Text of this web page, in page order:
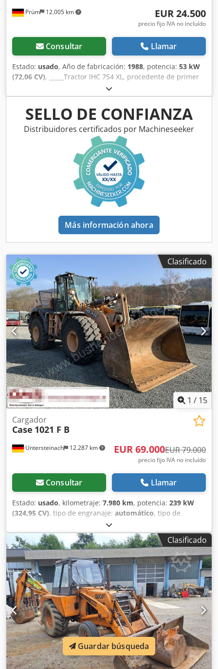
Prüm 12.005 km EUR 24.500
precio fijo IVA no incluído
Consultar Llamar
Estado: usado, Año de fabricación: 1988, potencia: 53 kW
(72,06 CV), _____Tractor IHC 754 XL, procedente de primer
propietario, en óptimas condiciones. Horas de
funcionamiento: aproximadamente 8600. Año de
fabricación: 1988. Elevador delantero. Toma de fuerza
delantera. Transmisión de 30 km/h. Precio: 24.500,00
euros, sin IVA. Ubicación: null. Codpszdmutefx Agpjha
SELLO DE CONFIANZA
Distribuidores certificados por Machineseeker
Más información ahora
Clasificado
1 / 15
Untersteinach 12.287 km
Cargador
Case 1021 F B
EUR 69.000EUR 79.000
precio fijo IVA no incluído
Consultar Llamar
Estado: usado, kilometraje: 7.980 km, potencia: 239 kW
(324,95 CV), tipo de engranaje: automático, tipo de
amarillo
01/2013, Año de fabricación:2013, Equipamiento:aire
acondicionado, = Otras opciones y equipamiento = Cjdpoy
Hu U Aefx Agpjha - Aire acondicionado - Radio - Dirección
asistida - Visera parasol = Observaciones = +++Peso: 24.000
kg Km/h+++ +++4x4+++ +++Neumáticos 26,5xR25 90%+++
+++Focos de trabajo+++ +++Amortiguadores de
vibración+++ +++Bloqueo de diferencial eje delantero+++
+++Cuchara 3,6 m³+++ +++Báscula+++ - General: - - Motor:
Case - Transmisión: Automática - Plazas totales: 1 - -
Seguridad: - - Cámara de marcha atrás - - Cabina: - - Aire
acondicionado - Salidas de ventilación por tobera - -
Exterior: - - Dirección asistida - Visera parasol - Puerta del
conductor - - Audio, comunicación, electrónica: - - Radio - -
Otros: - Dimensiones vehículo: Longitud 8,95 m; Anchura 3
Clasificado
Guardar búsqueda